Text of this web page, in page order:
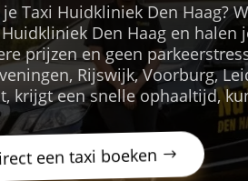
je Taxi Huidkliniek Den Haag?
Den Haag en
prijzen en geen
Rijswijk, Voorburg,
krijgt een snelle ophaaltijd,
een taxi boeken